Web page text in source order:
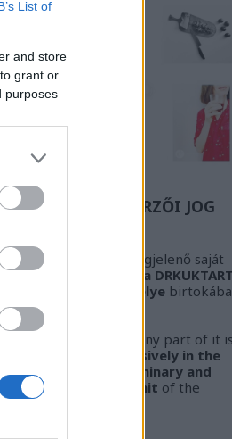
List of
and store
grant or
purposes
A BIZONYOS SZERZŐI JOG
Az oldalon megjelenő saját
és kép
kizárólag a DRKUKTART
írásbeli engedélye
fel.
This work or any part of it is
exclusively in the
of the preliminary and
written permit of the